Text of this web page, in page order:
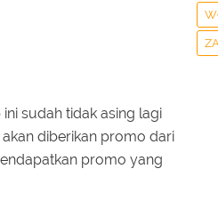
sudah tidak asing lagi
diberikan promo dari
promo yang